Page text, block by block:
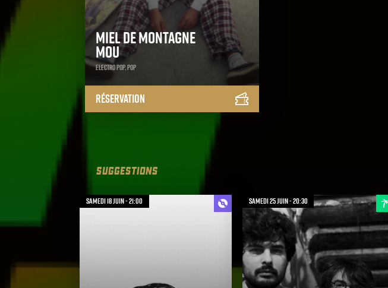
Miel de Montagne
Mou
Electro Pop, Pop
Réservation
SUGGESTIONS
samedi 18 juin - 21:00 samedi 25 juin - 20:30